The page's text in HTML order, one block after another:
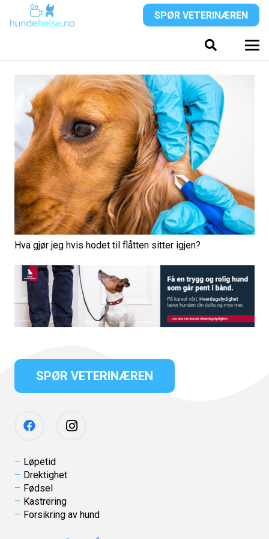
SPØR VETERINÆREN
Hva gjør jeg hvis hodet til flåtten sitter igjen?
SPØR VETERINÆREN
Løpetid
Drektighet
Fødsel
Kastrering
Forsikring av hund